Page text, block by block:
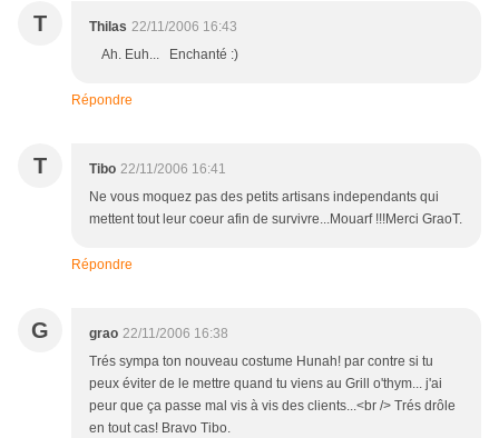
T Thilas 22/11/2006 16:43
Ah. Euh... Enchanté :)
Répondre
T Tibo 22/11/2006 16:41
Ne vous moquez pas des petits artisans independants qui
mettent tout leur coeur afin de survivre...Mouarf !!!Merci GraoT.
Répondre
G grao 22/11/2006 16:38
Trés sympa ton nouveau costume Hunah! par contre si tu
peux éviter de le mettre quand tu viens au Grill o'thym... j'ai
peur que ça passe mal vis à vis des clients...<br /> Trés drôle
en tout cas! Bravo Tibo.